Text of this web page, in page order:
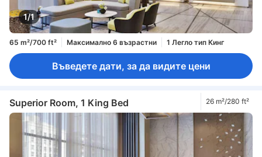
1/1
65 m²/700 ft² Максимално 6 възрастни 1 Легло тип Кинг
Въведете дати, за да видите цени
Superior Room, 1 King Bed 26 m²/280 ft²